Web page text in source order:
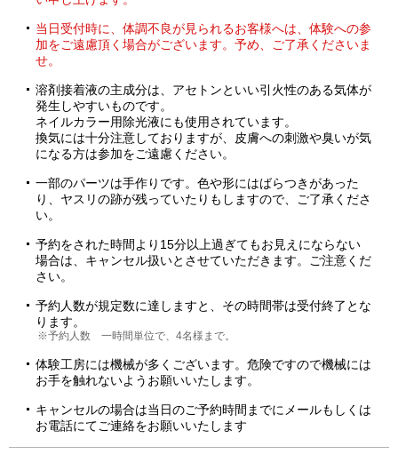
当日受付時に、体調不良が見られるお客様へは、体験への参
加をご遠慮頂く場合がございます。予め、ご了承くださいま
せ。
溶剤接着液の主成分は、アセトンといい引火性のある気体が
発生しやすいものです。
ネイルカラー用除光液にも使用されています。
換気には十分注意しておりますが、皮膚への刺激や臭いが気
になる方は参加をご遠慮ください。
一部のパーツは手作りです。色や形にはばらつきがあった
り、ヤスリの跡が残っていたりもしますので、ご了承くださ
い。
予約をされた時間より15分以上過ぎてもお見えにならない
場合は、キャンセル扱いとさせていただきます。ご注意くだ
さい。
予約人数が規定数に達しますと、その時間帯は受付終了とな
ります。
※予約人数 一時間単位で、4名様まで。
体験工房には機械が多くございます。危険ですので機械には
お手を触れないようお願いいたします。
キャンセルの場合は当日のご予約時間までにメールもしくは
お電話にてご連絡をお願いいたします